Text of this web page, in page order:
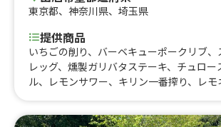
東京都、 神奈川県、 埼玉県
提供商品
いちごの削り、バーベキューポークリブ
レッグ、燻製ガリバタステーキ、チュロー
ル、レモンサワー、キリン一番搾り、レモ
ライス、チキン タコス ロール、